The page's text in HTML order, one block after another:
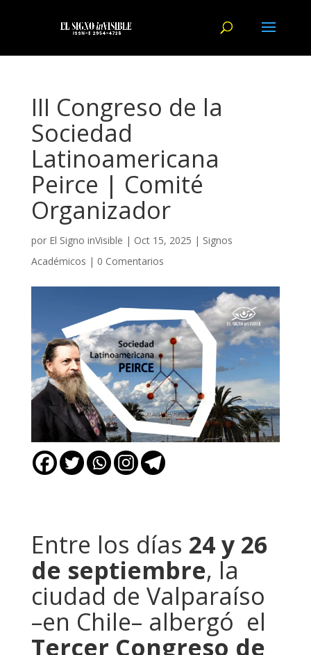
III Congreso de la
Sociedad
Latinoamericana
Peirce | Comité
Organizador
por El Signo inVisible | Oct 15, 2025 | Signos
Académicos | 0 Comentarios
Entre los días 24 y 26
de septiembre, la
ciudad de Valparaíso
–en Chile– albergó el
Tercer Congreso de